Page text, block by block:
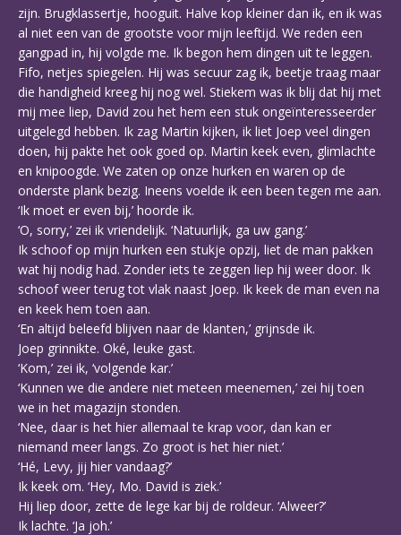
zijn. Brugklassertje, hooguit. Halve kop kleiner dan ik, en ik was
al niet een van de grootste voor mijn leeftijd. We reden een
gangpad in, hij volgde me. Ik begon hem dingen uit te leggen.
Fifo, netjes spiegelen. Hij was secuur zag ik, beetje traag maar
die handigheid kreeg hij nog wel. Stiekem was ik blij dat hij met
mij mee liep, David zou het hem een stuk ongeïnteresseerder
uitgelegd hebben. Ik zag Martin kijken, ik liet Joep veel dingen
doen, hij pakte het ook goed op. Martin keek even, glimlachte
en knipoogde. We zaten op onze hurken en waren op de
onderste plank bezig. Ineens voelde ik een been tegen me aan.
‘Ik moet er even bij,’ hoorde ik.
‘O, sorry,’ zei ik vriendelijk. ‘Natuurlijk, ga uw gang.’
Ik schoof op mijn hurken een stukje opzij, liet de man pakken
wat hij nodig had. Zonder iets te zeggen liep hij weer door. Ik
schoof weer terug tot vlak naast Joep. Ik keek de man even na
en keek hem toen aan.
‘En altijd beleefd blijven naar de klanten,’ grijnsde ik.
Joep grinnikte. Oké, leuke gast.
‘Kom,’ zei ik, ‘volgende kar.’
‘Kunnen we die andere niet meteen meenemen,’ zei hij toen
we in het magazijn stonden.
‘Nee, daar is het hier allemaal te krap voor, dan kan er
niemand meer langs. Zo groot is het hier niet.’
‘Hé, Levy, jij hier vandaag?’
Ik keek om. ‘Hey, Mo. David is ziek.’
Hij liep door, zette de lege kar bij de roldeur. ‘Alweer?’
Ik lachte. ‘Ja joh.’